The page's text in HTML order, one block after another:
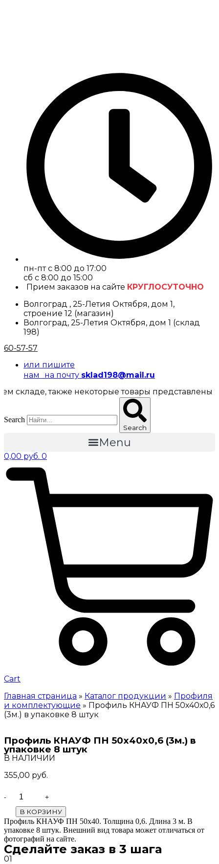
пн-пт с 8:00 до 17:00
cб с 8:00 до 15:00
Прием заказов на сайте КРУГЛОСУТОЧНО
Волгоград , 25-Летия Октября, дом 1,
строение 12 (магазин)
Волгоград, 25-Летия Октября, дом 1 (склад
198)
60-57-57
или пишите
нам на почту sklad198@mail.ru
также некоторые товары представлены в
Search
Search
Menu
0,00 руб. 0
Cart
Главная страница » Каталог продукции » Профиля
и комплектующие » Профиль КНАУФ ПН 50х40х0,6
(3м.) в упаковке 8 штук
Профиль КНАУФ ПН 50х40х0,6 (3м.) в
упаковке 8 штук
В НАЛИЧИИ
355,00 руб.
В КОРЗИНУ
Профиль КНАУФ ПН 50х40. Толщина 0,6. Длина 3 м. В
упаковке 8 штук. Внешний вид товара может отличаться от
фотографий на сайте.
Сделайте заказ в 3 шага
01